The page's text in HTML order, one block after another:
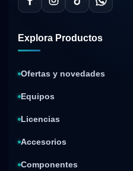
Explora Productos
Ofertas y novedades
Equipos
Licencias
Accesorios
Componentes